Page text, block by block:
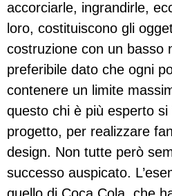
accorciarle, ingrandirle,
loro, costituiscono gli
costruzione con un basso
preferibile dato che ogni
contenere un limite
questo chi è più esperto
progetto, per realizzare
design. Non tutte però
successo auspicato.